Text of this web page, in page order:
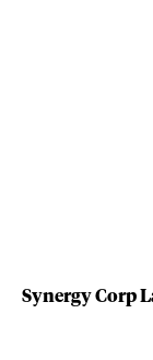
Synergy Corp